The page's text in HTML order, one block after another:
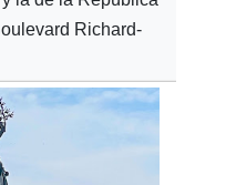
Richard-